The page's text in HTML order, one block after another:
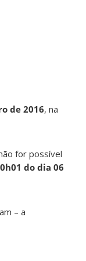
de 2016, na
for possível
do dia 06
– a